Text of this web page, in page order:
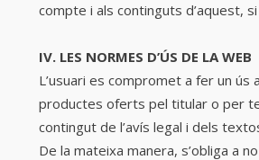
compte i als continguts d’aquest,
IV. LES NORMES D’ÚS DE LA WEB
L’usuari es compromet a fer un
productes oferts pel titular o per
contingut de l’avís legal i dels
De la mateixa manera, s’obliga a